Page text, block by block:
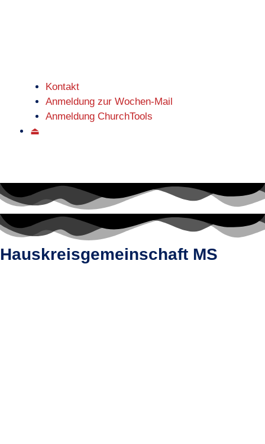
Kontakt
Anmeldung zur Wochen-Mail
Anmeldung ChurchTools
⏏
Hauskreisgemeinschaft MS